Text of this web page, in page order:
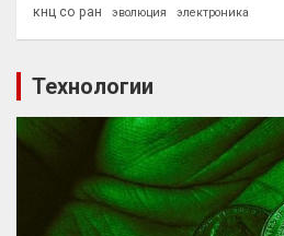
кнц со ран
эволюция электроника
Технологии